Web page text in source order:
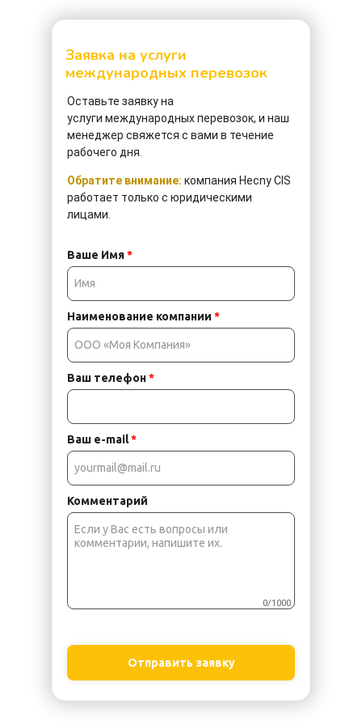
Заявка на услуги
международных перевозок
Оставьте заявкуна
услуги международных перевозок, и наш
менеджер свяжется с вами в течение
рабочего дня.
Обратите внимание: компания Hecny CIS
работает только с юридическими
лицами.
Ваше Имя*
Наименование компании *
Ваш телефон*
Ваш e-mail*
Комментарий
0/1000
Отправить заявку